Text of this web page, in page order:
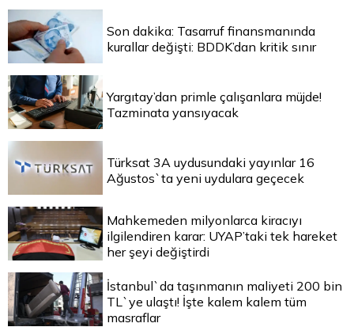
Son dakika: Tasarruf finansmanında
kurallar değişti: BDDK’dan kritik sınır
Yargıtay’dan primle çalışanlara müjde!
Tazminata yansıyacak
Türksat 3A uydusundaki yayınlar 16
Ağustos`ta yeni uydulara geçecek
Mahkemeden milyonlarca kiracıyı
ilgilendiren karar: UYAP’taki tek hareket
her şeyi değiştirdi
İstanbul`da taşınmanın maliyeti 200 bin
TL`ye ulaştı! İşte kalem kalem tüm
masraflar